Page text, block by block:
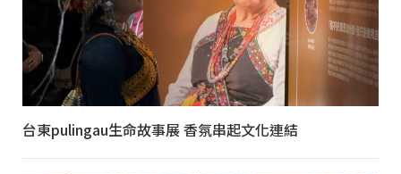
台東pulingau生命故事展 香氛串起文化連結